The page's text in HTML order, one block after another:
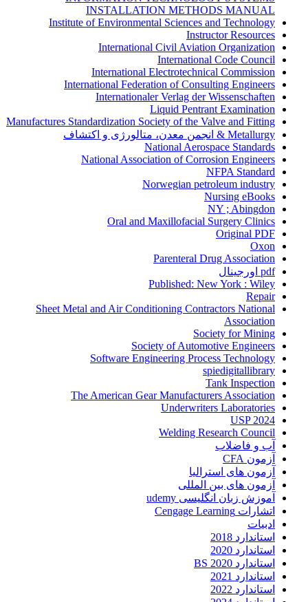
INSTALLATION METHODS MANUAL
Institute of Environmental Sciences and Technology
Instructor Resources
International Civil Aviation Organization
International Code Council
International Electrotechnical Commission
International Federation of Consulting Engineers
Internationaler Verlag der Wissenschaften
Liquid Pentrant Examination
Manufactures Standardization Society of the Valve and Fitting
Metallurgy & انجمن معدن، متالورژی و اکتشاف
National Aerospace Standards
National Association of Corrosion Engineers
NFPA Standard
Norwegian petroleum industry
Nursing eBooks
NY ; Abingdon
Oral and Maxillofacial Surgery Clinics
Original PDF
Oxon
Parenteral Drug Association
pdf اورجینال
Published: New York : Wiley
Repair
Sheet Metal and Air Conditioning Contractors National
Association
Society for Mining
Society of Automotive Engineers
Software Engineering Process Technology
spiedigitallibrary
Tank Inspection
The American Gear Manufacturers Association
Underwriters Laboratories
USP 2024
Welding Research Council
آب و فاضلاب
آزمون CFA
آزمون های استرالیا
آزمون های بین المللی
آموزش زبان انگلیسی udemy
اتشارات Cengage Learning
ادبیات
استاندارد 2018
استاندارد 2020
استاندارد 2020 BS
استاندارد 2021
استاندارد 2022